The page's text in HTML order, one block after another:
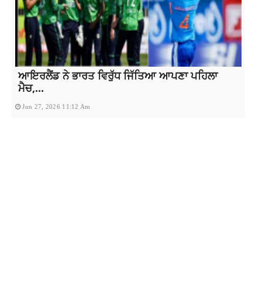
ਆਇਰਲੈਂਡ ਨੇ ਭਾਰਤ ਵਿਰੁੱਧ ਜਿੱਤਿਆ ਆਪਣਾ ਪਹਿਲਾ
ਮੈਚ,...
Jun 27, 2026 11:12 Am